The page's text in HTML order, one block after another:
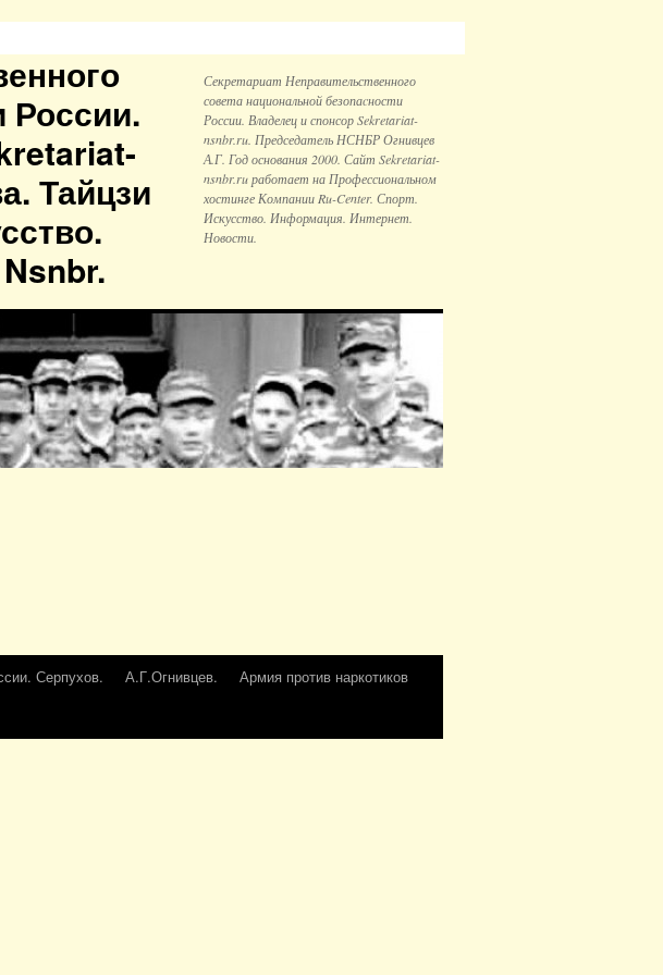
России.
Тайцзи
Секретариат Неправительственного
совета национальной безопаcности
России. Владелец и спонсор Sekretariat-
nsnbr.ru. Председатель НСНБР Огнивцев
А.Г. Год основания 2000. Сайт Sekretariat-
nsnbr.ru работает на Профессиональном
хостинге Компании Ru-Center. Спорт.
Искусство. Информация. Интернет.
Новости.
Серпухов. А.Г.Огнивцев.
Армия против наркотиков